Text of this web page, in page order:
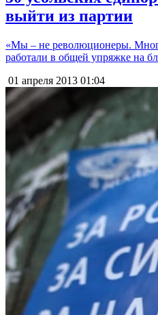
выйти из партии
«Мы – не революционеры.
работали в общей упряжке на
01 апреля 2013 01:04